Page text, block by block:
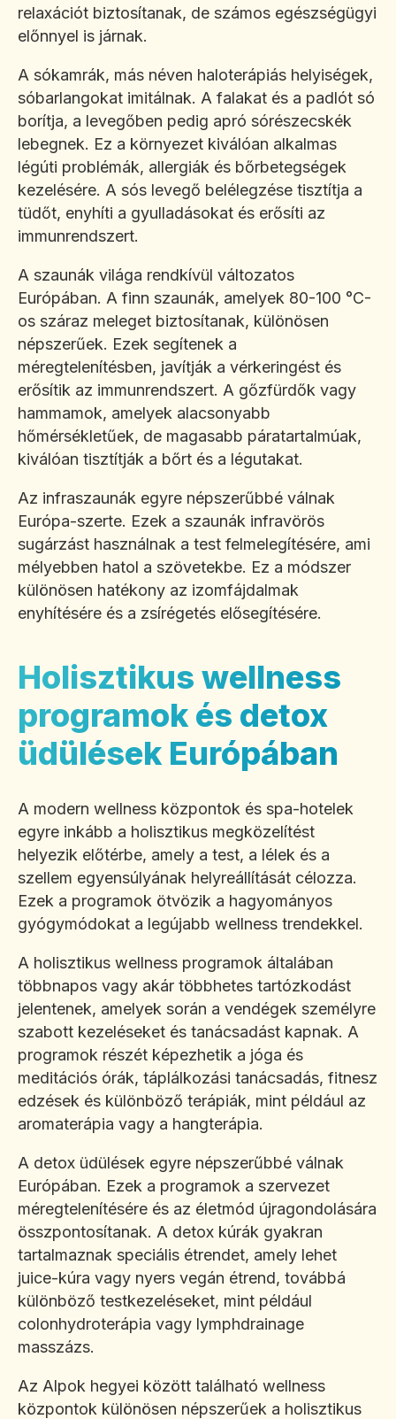
relaxációt biztosítanak, de számos egészségügyi
előnnyel is járnak.
A sókamrák, más néven haloterápiás helyiségek,
sóbarlangokat imitálnak. A falakat és a padlót só
borítja, a levegőben pedig apró sórészecskék
lebegnek. Ez a környezet kiválóan alkalmas
légúti problémák, allergiák és bőrbetegségek
kezelésére. A sós levegő belélegzése tisztítja a
tüdőt, enyhíti a gyulladásokat és erősíti az
immunrendszert.
A szaunák világa rendkívül változatos
Európában. A finn szaunák, amelyek 80-100 °C-
os száraz meleget biztosítanak, különösen
népszerűek. Ezek segítenek a
méregtelenítésben, javítják a vérkeringést és
erősítik az immunrendszert. A gőzfürdők vagy
hammamok, amelyek alacsonyabb
hőmérsékletűek, de magasabb páratartalmúak,
kiválóan tisztítják a bőrt és a légutakat.
Az infraszaunák egyre népszerűbbé válnak
Európa-szerte. Ezek a szaunák infravörös
sugárzást használnak a test felmelegítésére, ami
mélyebben hatol a szövetekbe. Ez a módszer
különösen hatékony az izomfájdalmak
enyhítésére és a zsírégetés elősegítésére.
Holisztikus wellness
programok és detox
üdülések Európában
A modern wellness központok és spa-hotelek
egyre inkább a holisztikus megközelítést
helyezik előtérbe, amely a test, a lélek és a
szellem egyensúlyának helyreállítását célozza.
Ezek a programok ötvözik a hagyományos
gyógymódokat a legújabb wellness trendekkel.
A holisztikus wellness programok általában
többnapos vagy akár többhetes tartózkodást
jelentenek, amelyek során a vendégek személyre
szabott kezeléseket és tanácsadást kapnak. A
programok részét képezhetik a jóga és
meditációs órák, táplálkozási tanácsadás, fitnesz
edzések és különböző terápiák, mint például az
aromaterápia vagy a hangterápia.
A detox üdülések egyre népszerűbbé válnak
Európában. Ezek a programok a szervezet
méregtelenítésére és az életmód újragondolására
összpontosítanak. A detox kúrák gyakran
tartalmaznak speciális étrendet, amely lehet
juice-kúra vagy nyers vegán étrend, továbbá
különböző testkezeléseket, mint például
colonhydroterápia vagy lymphdrainage
masszázs.
Az Alpok hegyei között található wellness
központok különösen népszerűek a holisztikus